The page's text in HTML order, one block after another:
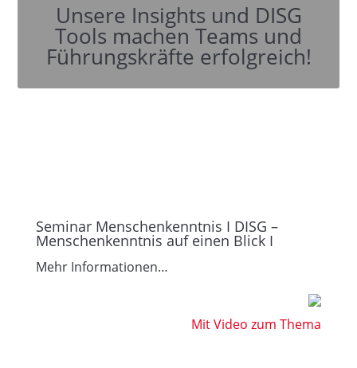
Unsere Insights und DISG
Tools machen Teams und
Führungskräfte erfolgreich!
Seminar Menschenkenntnis I DISG –
Menschenkenntnis auf einen Blick I
Mehr Informationen…
Mit Video zum Thema